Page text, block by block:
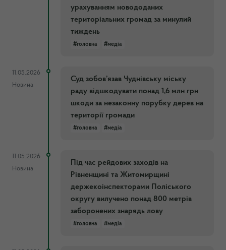
урахуванням новододаних
територіальних громад за минулий
тиждень
#головна #медіа
11.05.2026
Новина
Суд зобов’язав Чуднівську міську
раду відшкодувати понад 1,6 млн грн
шкоди за незаконну порубку дерев на
території громади
#головна #медіа
11.05.2026
Новина
Під час рейдових заходів на
Рівненщині та Житомирщині
держекоінспекторами Поліського
округу вилучено понад 800 метрів
заборонених знарядь лову
#головна #медіа